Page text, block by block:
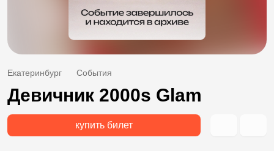
Екатеринбург События
Девичник 2000s Glam
купить билет